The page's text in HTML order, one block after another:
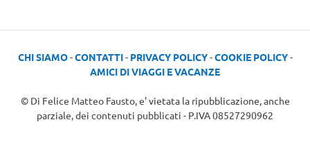
CHI SIAMO-CONTATTI- PRIVACY POLICY-COOKIE POLICY-
AMICI DI VIAGGI E VACANZE
© Di Felice Matteo Fausto, e' vietata la ripubblicazione, anche
parziale, dei contenuti pubblicati - P.IVA 08527290962